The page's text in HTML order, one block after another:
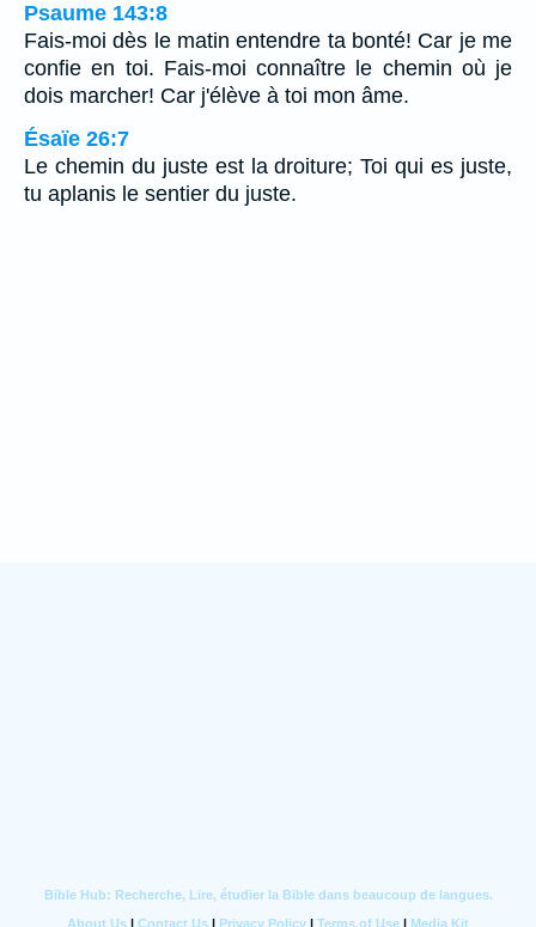
Psaume 143:8
Fais-moi dès le matin entendre ta bonté! Car je me
confie en toi. Fais-moi connaître le chemin où je
dois marcher! Car j'élève à toi mon âme.
Ésaïe 26:7
Le chemin du juste est la droiture; Toi qui es juste,
tu aplanis le sentier du juste.